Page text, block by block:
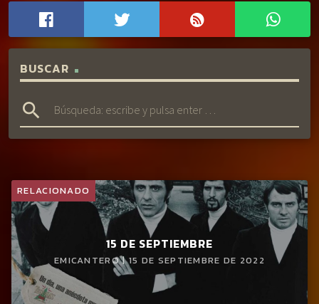
BUSCAR
search
RELACIONADO
15 DE SEPTIEMBRE
EMICANTERO | 15 DE SEPTIEMBRE DE 2022